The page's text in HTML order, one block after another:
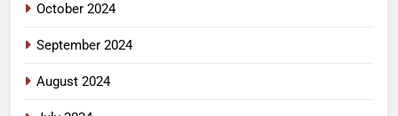
October 2024
September 2024
August 2024